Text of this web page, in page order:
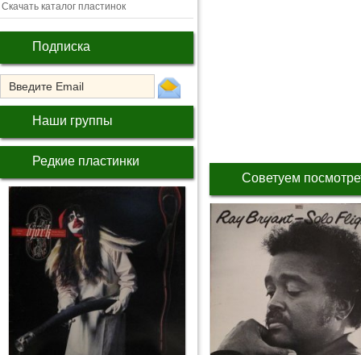
Скачать каталог пластинок
Подписка
Наши группы
Редкие пластинки
Советуем